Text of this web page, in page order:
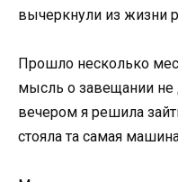
вычеркнули из жизни
Прошло несколько
мысль о завещании
вечером я решила
стояла та самая